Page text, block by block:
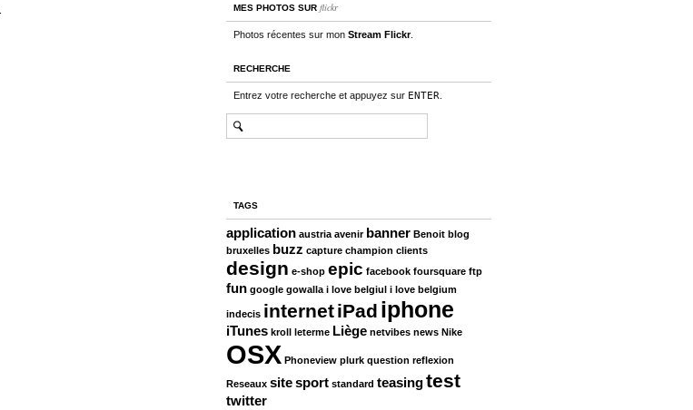
MES PHOTOS SUR flickr
Photos récentes sur mon Stream Flickr.
RECHERCHE
Entrez votre recherche et appuyez sur ENTER
TAGS
application austria avenir banner Benoit blog
bruxelles buzz capture champion clients
design e-shop epic facebook foursquare ftp
fun google gowalla i love belgiul i love belgium
indecis internetiPad iphone
iTunes kroll leterme Liège netvibes news Nike
OSX Phoneview plurk question reflexion
Reseaux sitesport standard teasingtest
twitter